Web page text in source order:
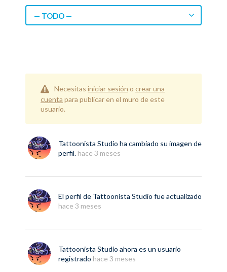
— TODO —
Necesitas iniciar sesión o crear una
cuenta para publicar en el muro de este
usuario.
Tattoonista Studio ha cambiado su imagen de
perfil. hace 3 meses
El perfil de Tattoonista Studio fue actualizado
hace 3 meses
Tattoonista Studio ahora es un usuario
registrado hace 3 meses